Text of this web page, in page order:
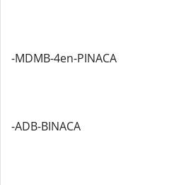
-MDMB-4en-PINACA
-ADB-BINACA